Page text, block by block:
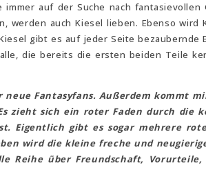
auf der Suche nach fantasievollen
werden auch Kiesel lieben. Ebenso wird
gibt es auf jeder Seite bezaubernde
die bereits die ersten beiden Teile
Fantasyfans. Außerdem kommt
zieht sich ein roter Faden durch die
Eigentlich gibt es sogar mehrere
wird die kleine freche und
Reihe über Freundschaft, Vorurteile,